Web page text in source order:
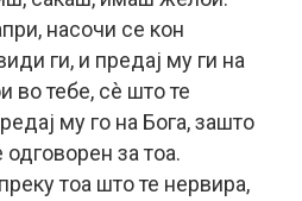
насочи се кон
ги, и предај му ги на
во тебе, сè што те
му го на Бога, зашто
одговорен за тоа.
тоа што те нервира,